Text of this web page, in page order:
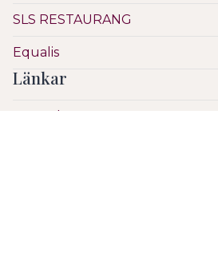
SLS RESTAURANG
Equalis
Länkar
Vetenskap